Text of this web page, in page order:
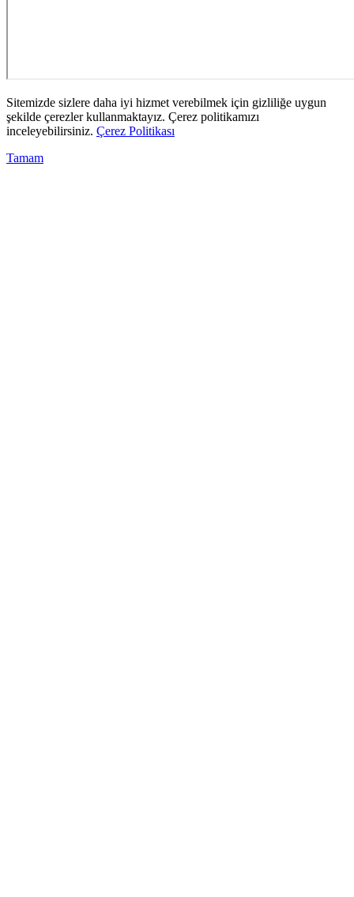
Sitemizde sizlere daha iyi hizmet verebilmek için gizliliğe uygun
şekilde çerezler kullanmaktayız. Çerez politikamızı
inceleyebilirsiniz. Çerez Politikası
Tamam